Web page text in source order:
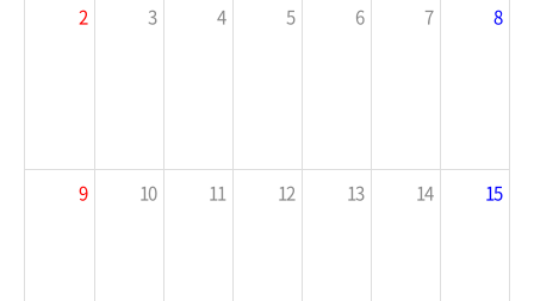
2 3 4 5 6 7 8
9 10 11 12 13 14 15